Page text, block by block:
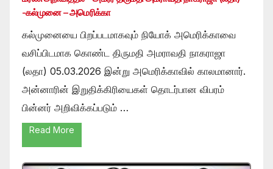
-கல்முனை – அமெரிக்கா
கல்முனையை பிறப்படமாகவும் நியோக் அமெரிக்காவை
வசிப்பிடமாக கொண்ட திருமதி அமராவதி நாகராஜா
(லதா) 05.03.2026 இன்று அமெரிக்காவில் காலமானார்.
அன்னாரின் இறுதிக்கிரியைகள் தொடர்பான விபரம்
பின்னர் அறிவிக்கப்படும் …
Read More